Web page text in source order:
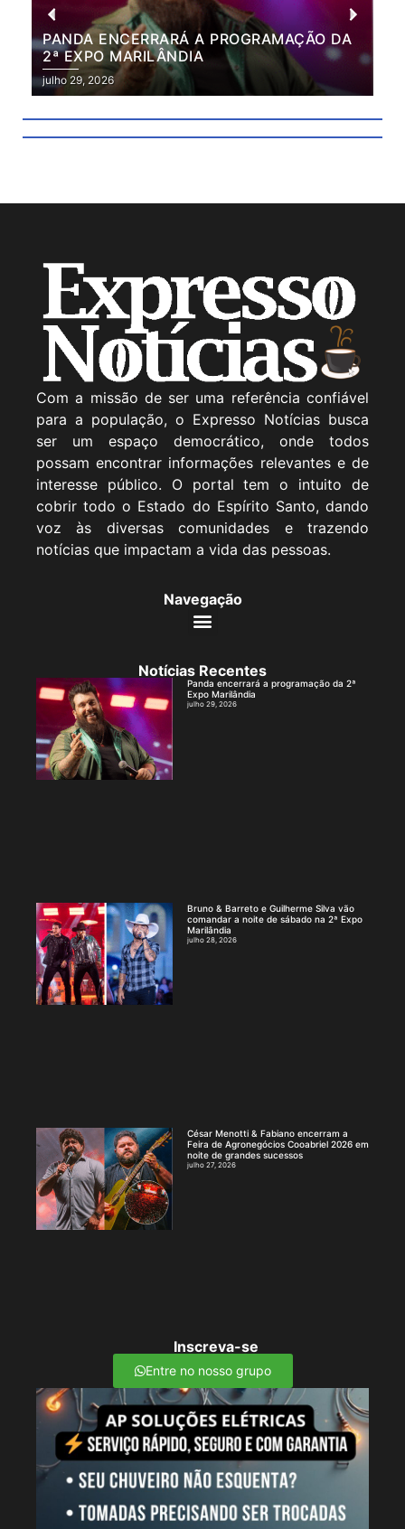
PANDA ENCERRARÁ A PROGRAMAÇÃO DA
2ª EXPO MARILÂNDIA
julho 29, 2026
Com a missão de ser uma referência confiável
para a população, o Expresso Notícias busca
ser um espaço democrático, onde todos
possam encontrar informações relevantes e de
interesse público. O portal tem o intuito de
cobrir todo o Estado do Espírito Santo, dando
voz às diversas comunidades e trazendo
notícias que impactam a vida das pessoas.
Navegação
Notícias Recentes
Panda encerrará a programação da 2ª
Expo Marilândia
julho 29, 2026
Bruno & Barreto e Guilherme Silva vão
comandar a noite de sábado na 2ª Expo
Marilândia
julho 28, 2026
César Menotti & Fabiano encerram a
Feira de Agronegócios Cooabriel 2026 em
noite de grandes sucessos
julho 27, 2026
Inscreva-se
Entre no nosso grupo